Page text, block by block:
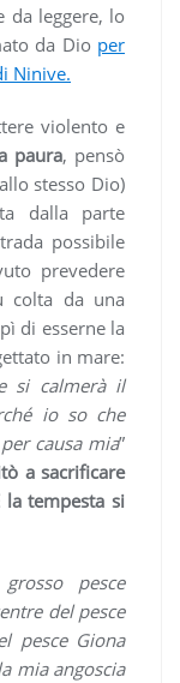
da leggere, lo
da Dio per
Ninive.
violento e
paura, pensò
stesso Dio)
dalla parte
possibile
prevedere
colta da una
di esserne la
in mare:
si calmerà il
io so che
causa mia”
a sacrificare
la tempesta si
pesce
del pesce
pesce Giona
mia angoscia